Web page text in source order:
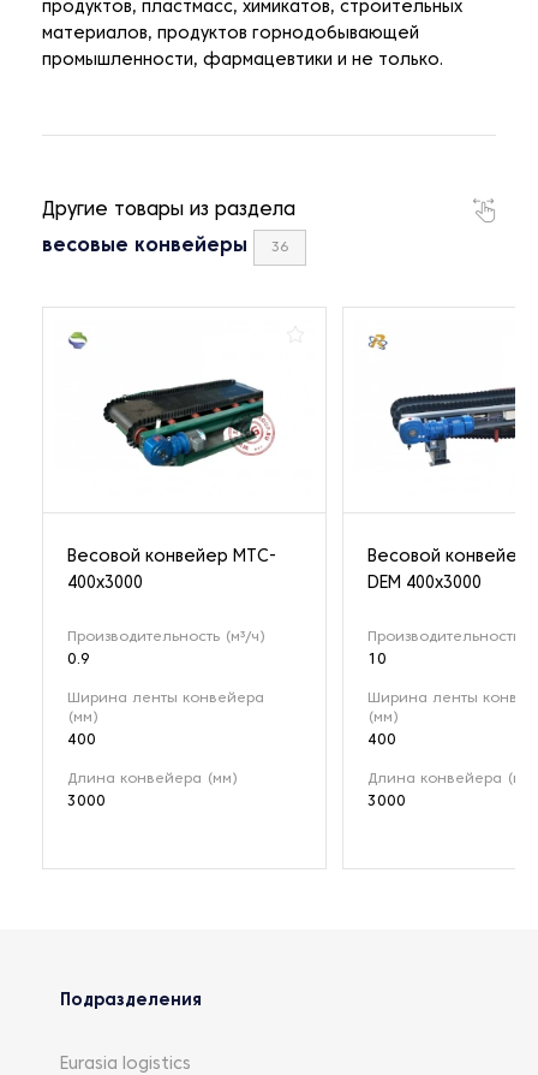
продуктов, пластмасс, химикатов, строительных
материалов, продуктов горнодобывающей
промышленности, фармацевтики и не только.
Другие товары из раздела
весовые конвейеры 36
Весовой конвейер MTC-
400x3000
Производительность (м³/ч)
0.9
Ширина ленты конвейера
(мм)
400
Длина конвейера (мм)
3000
Весовой конвейер
DEM 400х3000
Производительность
10
Ширина ленты
(мм)
400
Длина конвейера (мм)
3000
Подразделения
Eurasia logistics